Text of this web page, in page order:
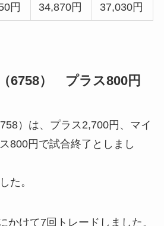
円 34,870円 37,030円
6758） プラス800円
）は、プラス2,700円、マイ
800円で試合終了としまし
た。
かけて7回トレードしました。